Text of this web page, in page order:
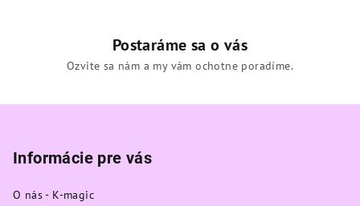
Postaráme sa o vás
Ozvite sa nám a my vám ochotne poradíme.
Informácie pre vás
O nás - K-magic